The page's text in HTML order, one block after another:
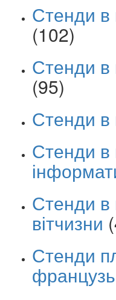
Стенди в
(102)
Стенди в
(95)
Стенди в
Стенди в
Стенди в
вітчизни
Стенди